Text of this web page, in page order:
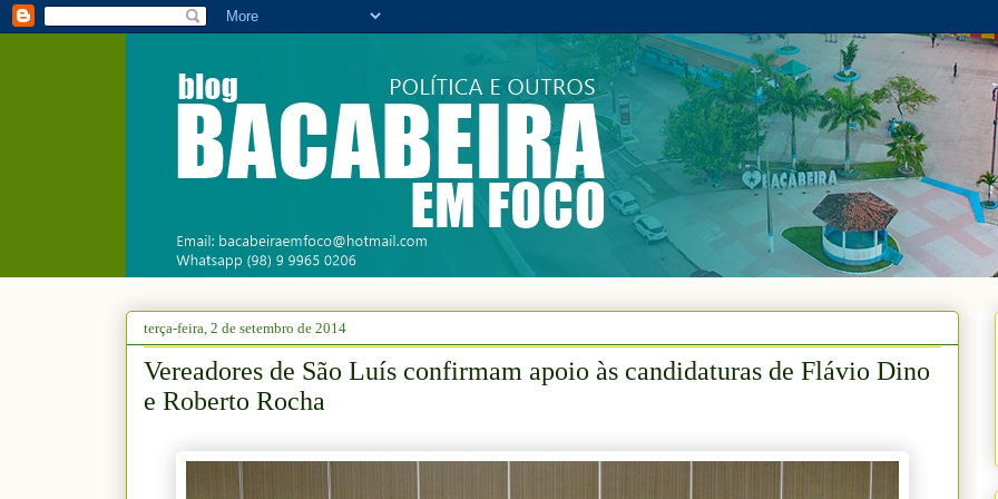
terça-feira, 2 de setembro de 2014
Vereadores de São Luís confirmam apoio às candidaturas de Flávio Dino
e Roberto Rocha